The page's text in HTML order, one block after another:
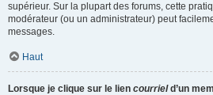
supérieur. Sur la plupart des forums, cette
modérateur (ou un administrateur) peut
messages.
Haut
Lorsque je clique sur le lien courrield’un